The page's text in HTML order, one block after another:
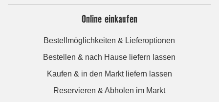
Online einkaufen
Bestellmöglichkeiten & Lieferoptionen
Bestellen & nach Hause liefern lassen
Kaufen & in den Markt liefern lassen
Reservieren & Abholen im Markt